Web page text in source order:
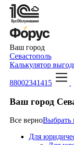
Ваш город
Севастополь
Калькулятор
88002341415
Ваш город
Все верноВыбрать
Для